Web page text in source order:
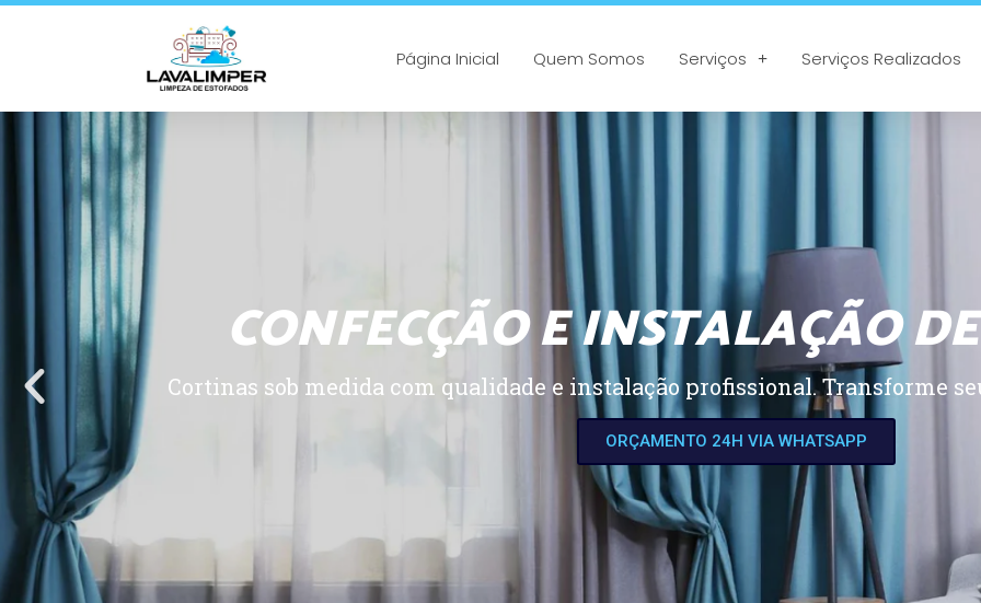
Página Inicial Quem Somos Serviços Serviços Realizados
CONFECÇÃO E INSTALAÇÃO
Cortinas sob medida com qualidade e instalação profissional. Transforme
ORÇAMENTO 24H VIA WHATSAPP